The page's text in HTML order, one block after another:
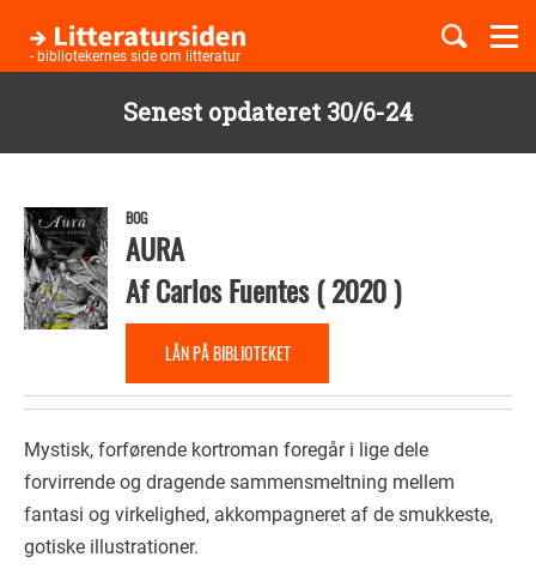
Senest opdateret 30/6-24
hovedindhold
- bibliotekernes side om litteratur
Børnebøger
Temaer
BOG
AURA
AfCarlos Fuentes(2020)
LÅN PÅ BIBLIOTEKET
Mystisk, forførende kortroman foregår i lige dele
forvirrende og dragende sammensmeltning mellem
fantasi og virkelighed, akkompagneret af de smukkeste,
gotiske illustrationer.